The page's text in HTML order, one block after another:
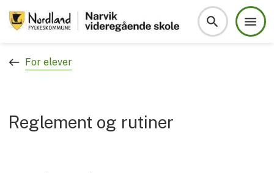
Du er her:
For elever
Reglement og rutiner